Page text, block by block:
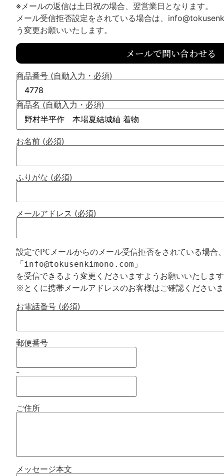
※メールの返信は土日祝の場合、翌営業日となります。
メール受信拒否設定をされている場合は、
う変更お願いいたします。
メールで問い合わせる
商品番号 (自動入力・必須)
商品名 (自動入力・必須)
お名前 (必須)
ふりがな (必須)
メールアドレス (必須)
設定でPCメールからのメール受信拒否をされている場合
「info@tokusenkimono.com」
を受信できるよう変更くださいますようお願いいたしま
お電話番号 (必須)
郵便番号
-
ご住所
メッセージ本文